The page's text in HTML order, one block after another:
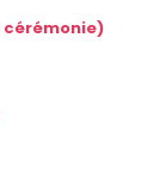
cérémonie)